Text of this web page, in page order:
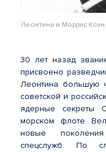
Леонтина и Моррис
30 лет назад
присвоено
Леонтина большую
советской и
ядерные
морском флоте
новые поколения
спецслужб. По